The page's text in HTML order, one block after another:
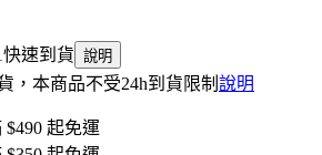
速到貨 說明
，本商品不受24h到貨限制 說明
起免運